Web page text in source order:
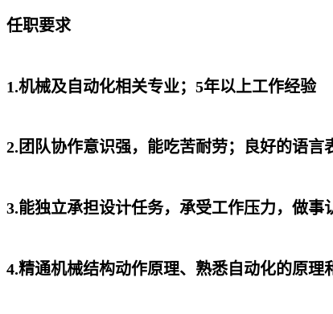
任职要求
1.机械及自动化相关专业；5年以上工作经验
2.团队协作意识强，能吃苦耐劳；良好的语言
3.能独立承担设计任务，承受工作压力，做事
4.精通机械结构动作原理、熟悉自动化的原理